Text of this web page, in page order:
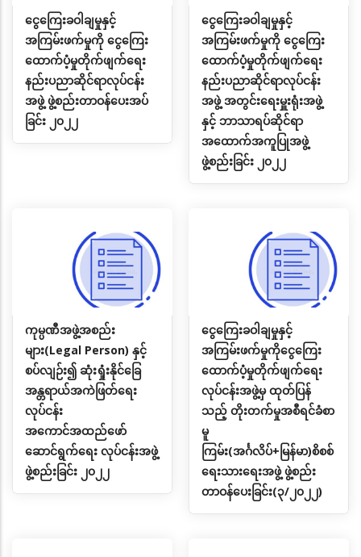
ငွေကြေးခဝါချမှုနှင့်
အကြမ်းဖက်မှုကို ငွေကြေး
ထောက်ပံ့မှုတိုက်ဖျက်ရေး
နည်းပညာဆိုင်ရာလုပ်ငန်း
အဖွဲ့ ဖွဲ့စည်းတာဝန်ပေးအပ်
ခြင်း ၂၀၂၂
ငွေကြေးခဝါချမှုနှင့်
အကြမ်းဖက်မှုကို ငွေကြေး
ထောက်ပံ့မှုတိုက်ဖျက်ရေး
နည်းပညာဆိုင်ရာလုပ်ငန်း
အဖွဲ့ အတွင်းရေးမှူးရုံးအဖွဲ့
နှင့် ဘာသာရပ်ဆိုင်ရာ
အထောက်အကူပြုအဖွဲ့
ဖွဲ့စည်းခြင်း ၂၀၂၂
ကုမ္ပဏီအဖွဲ့အစည်း
များ(Legal Person) နှင့်
စပ်လျဉ်း၍ ဆုံးရှုံးနိုင်ခြေ
အန္တရာယ်အကဲဖြတ်ရေး
လုပ်ငန်း
အကောင်အထည်ဖော်
ဆောင်ရွက်ရေး လုပ်ငန်းအဖွဲ့
ဖွဲ့စည်းခြင်း ၂၀၂၂
ငွေကြေးခဝါချမှုနှင့်
အကြမ်းဖက်မှုကိုငွေကြေး
ထောက်ပံ့မှုတိုက်ဖျက်ရေး
လုပ်ငန်းအဖွဲ့မှ ထုတ်ပြန်
သည့် တိုးတက်မှုအစီရင်ခံစာ
မူ
ကြမ်း(အင်္ဂလိပ်+မြန်မာ)စိစစ်
ရေးသားရေးအဖွဲ့ ဖွဲ့စည်း
တာဝန်ပေးခြင်း(၃/၂၀၂၂)